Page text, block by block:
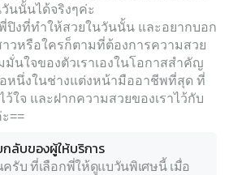
วันนั้นได้จริงๆค่ะ
งที่ทำให้สวยในวันนั้น และอยากบอก
าวหรือใครก็ตามที่ต้องการความสวย
มั่นใจของตัวเราเองในโอกาสสำคัญ
หนึ่งในช่างแต่งหน้ามืออาชีพที่สุด ที่
ว้ใจ และฝากความสวยของเราไว้กับ
ลับของผู้ให้บริการ
รับ ที่เลือกพี่ให้ดูแบวันพิเศษนี้ เมื่อ